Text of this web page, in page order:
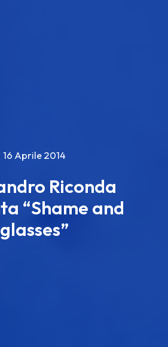
16 Aprile 2014
Riconda
“Shame and
glasses”